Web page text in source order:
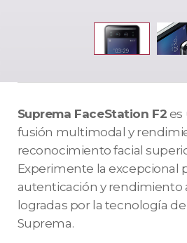
Suprema FaceStation F2 es
fusión multimodal y
reconocimiento facial
Experimente la excepcional
autenticación y rendimiento
logradas por la tecnología
Suprema.